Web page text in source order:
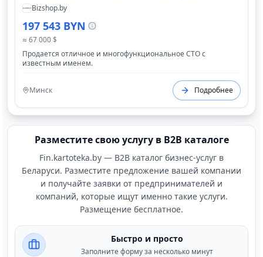
Bizshop.by
197 543 BYN
≈ 67 000 $
Продается отличное и многофункциональное СТО с
известным именем.
Минск Подробнее
Разместите свою услугу в B2B каталоге
Fin.kartoteka.by — B2B каталог бизнес-услуг в
Беларуси. Разместите предложение вашей компании
и получайте заявки от предпринимателей и
компаний, которые ищут именно такие услуги.
Размещение бесплатное.
Быстро и просто
Заполните форму за несколько минут